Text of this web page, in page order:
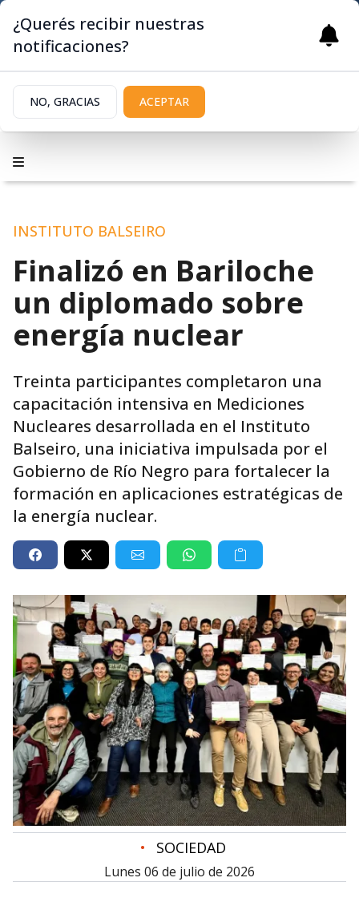
INSTITUTO BALSEIRO
Finalizó en Bariloche
un diplomado sobre
energía nuclear
Treinta participantes completaron una
capacitación intensiva en Mediciones
Nucleares desarrollada en el Instituto
Balseiro, una iniciativa impulsada por el
Gobierno de Río Negro para fortalecer la
formación en aplicaciones estratégicas de
la energía nuclear.
• SOCIEDAD
lunes 06 de julio de 2026
¿Querés recibir nuestras
notificaciones?
NO, GRACIAS ACEPTAR